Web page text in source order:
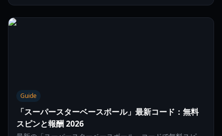
Guide
「スーパースターベースボール」最新コード：無料
スピンと報酬 2026